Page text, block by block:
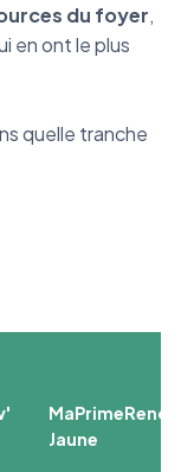
du foyer,
en ont le plus
quelle tranche
MaPrimeRenov'
Jaune